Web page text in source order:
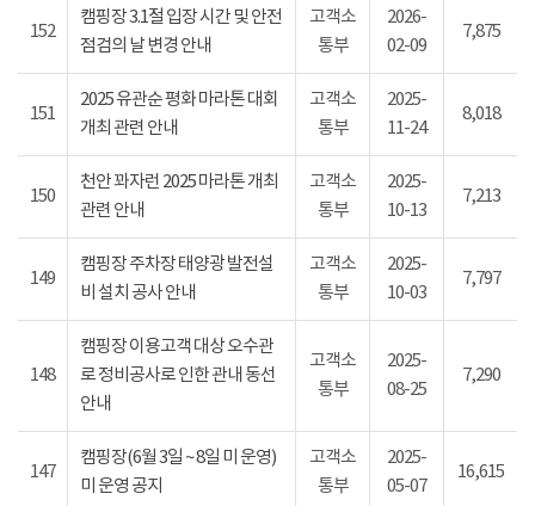
152
캠핑장 3.1절 입장 시간 및 안전
점검의 날 변경 안내
고객소
통부
2026-
02-09
7,875
151
2025 유관순 평화 마라톤 대회
개최 관련 안내
고객소
통부
2025-
11-24
8,018
150
천안 꽈자런 2025 마라톤 개최
관련 안내
고객소
통부
2025-
10-13
7,213
149
캠핑장 주차장 태양광 발전설
비 설치 공사 안내
고객소
통부
2025-
10-03
7,797
148
캠핑장 이용고객 대상 오수관
로 정비공사로 인한 관내 동선
안내
고객소
통부
2025-
08-25
7,290
147
캠핑장(6월 3일 ~ 8일 미 운영)
미 운영 공지
고객소
통부
2025-
05-07
16,615